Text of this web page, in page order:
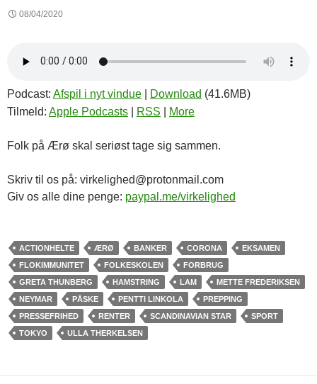
08/04/2020
Podcast: Afspil i nyt vindue Download (41.6MB)
Tilmeld: Apple Podcasts RSS More
Folk på Ærø skal seriøst tage sig sammen.
Skriv til os på: virkelighed@protonmail.com
Giv os alle dine penge: paypal.me/virkelighed
ACTIONHELTE ÆRØ BANKER CORONA
EKSAMEN
FLOKIMMUNITET
FOLKESKOLEN
FORBRUG
GRETA THUNBERG
HAMSTRING LAM
METTE FREDERIKSEN
NEYMAR
PÅSKE PENTTI LINKOLA
PREPPING
PRESSEFRIHED
RENTER SCANDINAVIAN STAR
SPORT
TOKYO
ULLA THERKELSEN